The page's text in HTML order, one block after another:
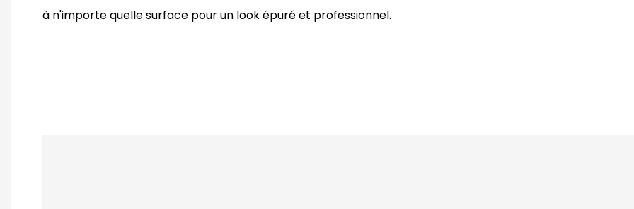
à n'importe quelle surface pour un look épuré et professionnel.